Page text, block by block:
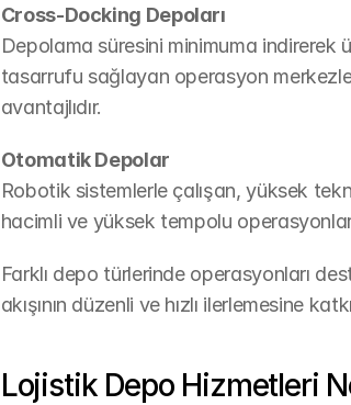
Cross-Docking Depoları
Depolama süresini minimuma indirerek
tasarrufu sağlayan operasyon
avantajlıdır.
Otomatik Depolar
Robotik sistemlerle çalışan, yüksek
hacimli ve yüksek tempolu
Farklı depo türlerinde operasyonları
akışının düzenli ve hızlı ilerlemesine
Lojistik Depo Hizmetleri